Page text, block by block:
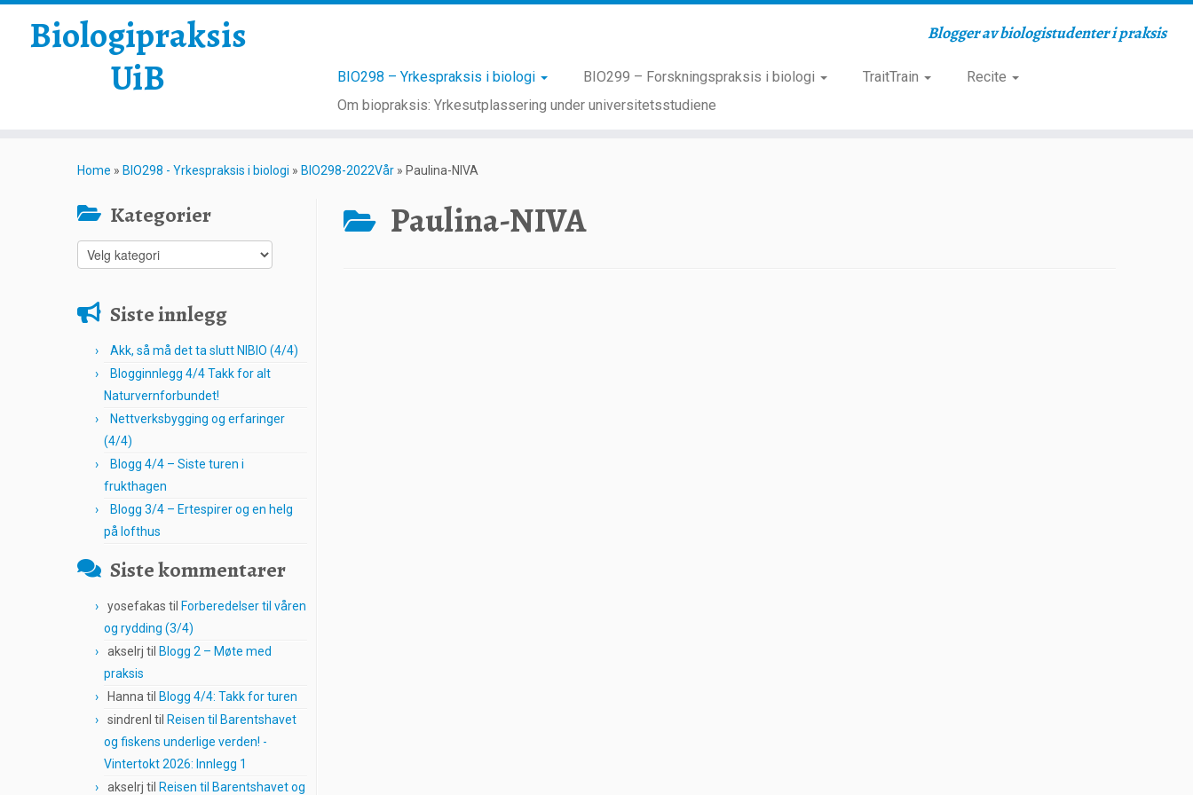
Biologipraksis
UiB
Blogger av biologistudenter i praksis
BIO298 – Yrkespraksis i biologi BIO299 – Forskningspraksis i biologi TraitTrain
Recite
Om biopraksis: Yrkesutplassering under universitetsstudiene
Home » BIO298 - Yrkespraksis i biologi » BIO298-2022Vår » Paulina-NIVA
Kategorier
Kategorier
Siste innlegg
Akk, så må det ta slutt NIBIO (4/4)
Blogginnlegg 4/4 Takk for alt
Naturvernforbundet!
Nettverksbygging og erfaringer
(4/4)
Blogg 4/4 – Siste turen i
frukthagen
Blogg 3/4 – Ertespirer og en helg
på lofthus
Siste kommentarer
yosefakas til Forberedelser til våren
og rydding (3/4)
akselrj til Blogg 2 – Møte med
praksis
Hanna til Blogg 4/4: Takk for turen
sindrenl til Reisen til Barentshavet
og fiskens underlige verden! -
Vintertokt 2026: Innlegg 1
akselrj til Reisen til Barentshavet og
Paulina-NIVA